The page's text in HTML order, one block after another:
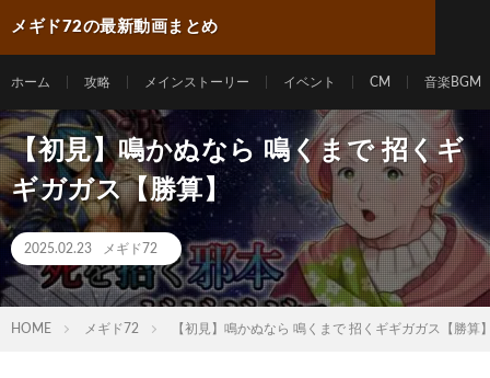
メギド72の最新動画まとめ
ホーム 攻略 メインストーリー イベント CM 音楽BGM
【初見】鳴かぬなら 鳴くまで 招くギ
ギガガス【勝算】
2025.02.23 メギド72
HOME メギド72 【初見】鳴かぬなら 鳴くまで 招くギギガガス【勝算